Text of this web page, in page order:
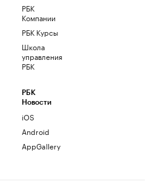
РБК
Компании
РБК Курсы
Школа
управления
РБК
РБК
Новости
iOS
Android
AppGallery